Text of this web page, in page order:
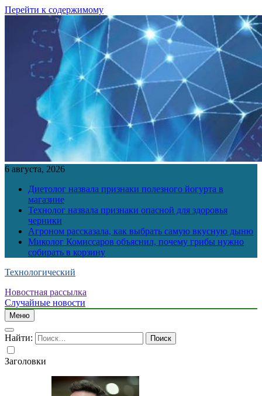
Перейти к содержимому
6 августа, 2026
Диетолог назвала признаки полезного йогурта в
магазине
Технолог назвала признаки опасной для здоровья
черники
Агроном рассказала, как выбрать самую вкусную дыню
Миколог Комиссаров объяснил, почему грибы нужно
собирать в корзину
Технологический
Новостная рассылка
Случайные новости
Меню
Найти:
Заголовки